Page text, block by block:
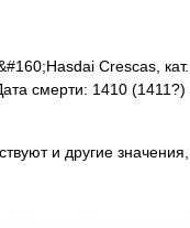
смерти: 1410 (1411?)
и другие значения,